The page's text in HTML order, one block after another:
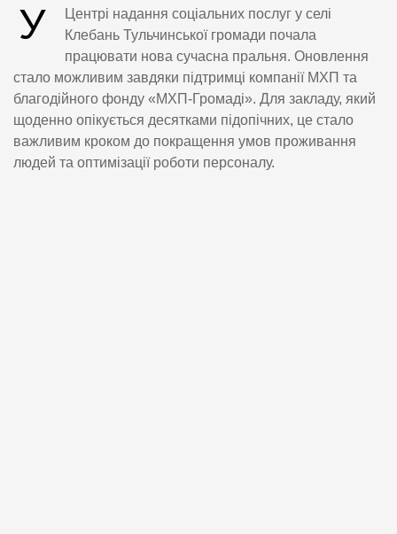
У
Центрі надання соціальних послуг у селі
Клебань Тульчинської громади почала
працювати нова сучасна пральня. Оновлення
стало можливим завдяки підтримці компанії МХП та
благодійного фонду «МХП-Громаді». Для закладу, який
щоденно опікується десятками підопічних, це стало
важливим кроком до покращення умов проживання
людей та оптимізації роботи персоналу.